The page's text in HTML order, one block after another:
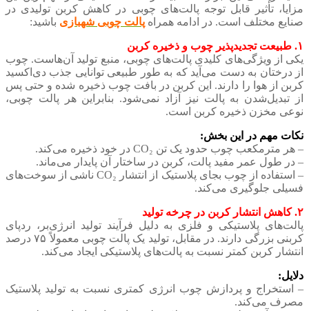
مزایا، تأثیر قابل توجه پالت‌های چوبی در کاهش کربن تولیدی در
صنایع مختلف است. در ادامه همراه پالت چوبی شهبازی باشید:
۱. طبیعت تجدیدپذیر چوب و ذخیره کربن
یکی از ویژگی‌های کلیدی پالت‌های چوبی، منبع تولید آن‌هاست. چوب
از درختان به دست می‌آید که به طور طبیعی توانایی جذب دی‌اکسید
کربن از هوا را دارند. این کربن در بافت چوب ذخیره شده و حتی پس
از تبدیل‌شدن به پالت نیز آزاد نمی‌شود. بنابراین هر پالت چوبی،
نوعی مخزن ذخیره کربن است.
نکات مهم در این بخش:
– هر مترمکعب چوب حدود یک تن CO₂ در خود ذخیره می‌کند.
– در طول عمر مفید پالت، کربن در ساختار آن پایدار می‌ماند.
– استفاده از چوب بجای پلاستیک از انتشار CO₂ ناشی از سوخت‌های
فسیلی جلوگیری می‌کند.
۲. کاهش انتشار کربن در چرخه تولید
پالت‌های پلاستیکی و فلزی به دلیل فرآیند تولید انرژی‌بر، ردپای
کربنی بزرگی دارند. در مقابل، تولید یک پالت چوبی معمولاً ۷۵ درصد
انتشار کربن کمتر نسبت به پالت‌های پلاستیکی ایجاد می‌کند.
دلایل:
– استخراج و پردازش چوب انرژی کمتری نسبت به تولید پلاستیک
مصرف می‌کند.